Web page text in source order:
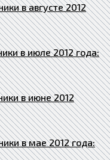
в августе 2012
в июле 2012 года:
в июне 2012
в мае 2012 года: